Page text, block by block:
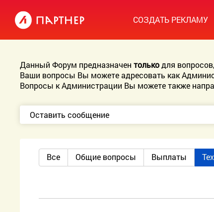
СОЗДАТЬ РЕКЛАМУ
Данный Форум предназначентолькодля
Ваши вопросы Вы можете адресовать как
Вопросы к Администрации Вы можете также
Оставить сообщение
Все Общие вопросы Выплаты